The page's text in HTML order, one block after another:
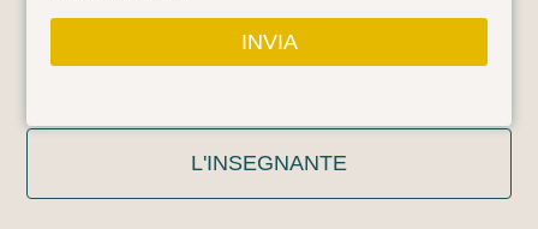
L'INSEGNANTE
INVIA